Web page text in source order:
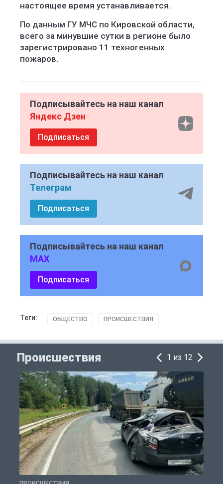
настоящее время устанавливается.
По данным ГУ МЧС по Кировской области,
всего за минувшие сутки в регионе было
зарегистрировано 11 техногенных
пожаров.
Подписывайтесь на наш канал
Яндекс Дзен
Подписаться
Подписывайтесь на наш канал
Телеграм
Подписаться
Подписывайтесь на наш канал
MAX
Подписаться
Теги: ОБЩЕСТВО ПРОИСШЕСТВИЯ
Происшествия 1 из 12